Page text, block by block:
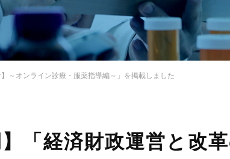
～オンライン診療・服薬指導編～」を掲載しました
】「経済財政運営と改